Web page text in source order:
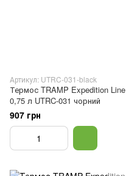
Артикул: UTRC-031-black
Термос TRAMP Expedition Line
0,75 л UTRC-031 чорний
907 грн